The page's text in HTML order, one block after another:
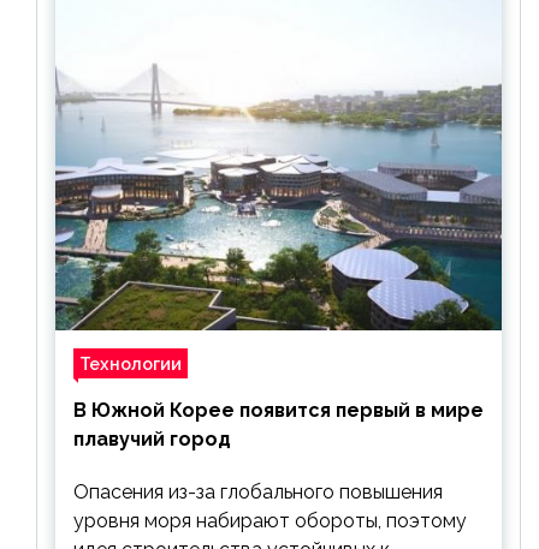
Технологии
В Южной Корее появится первый в мире
плавучий город
Опасения из-за глобального повышения
уровня моря набирают обороты, поэтому